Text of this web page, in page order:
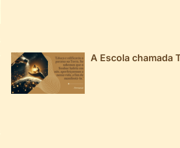
A Escola chamada